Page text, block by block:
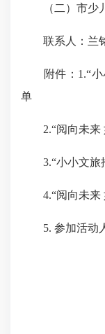
（二）市少
联系人：兰铭
附件：1.“小
单
2.“阅向未来
3.“小小文旅
4.“阅向未来
5. 参加活动